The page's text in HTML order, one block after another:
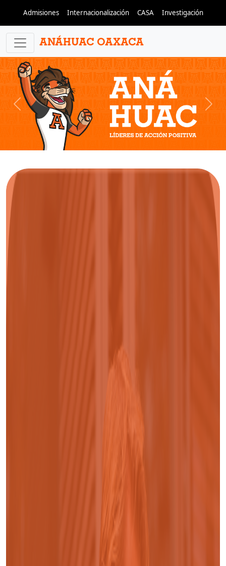
Admisiones Internacionalización CASA Investigación
ANÁHUAC OAXACA
Previous Next